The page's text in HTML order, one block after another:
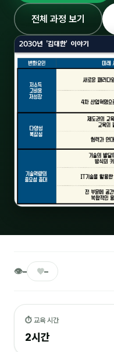
🤝 B2B 세일즈
💼 비즈니스 스킬
🧭 경영전략 · 트렌드
🌏 글로벌 비즈니스
💻 IT · 디지털
🗣️ 외국어 강의
📚 인문학 · 교양
전체 과정 보기
👁– ♥–
⏱ 교육 시간
2시간